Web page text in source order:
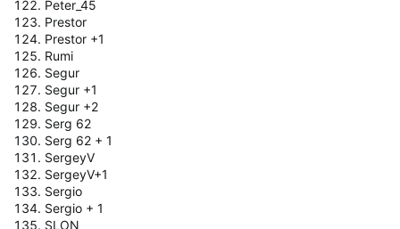
Peter_45
Prestor
Prestor +1
Rumi
Segur
Segur +1
Segur +2
Serg 62
Serg 62 + 1
SergeyV
SergeyV+1
Sergio
Sergio + 1
SLON